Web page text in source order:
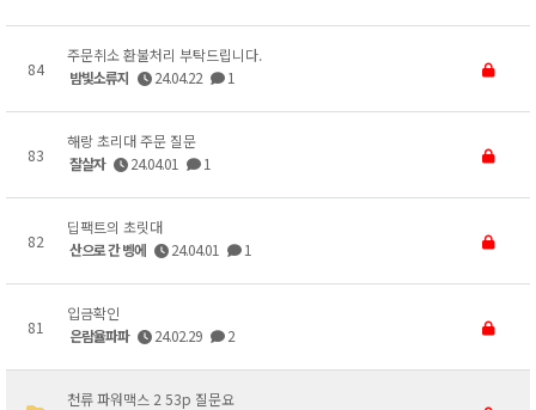
84
주문취소 환불처리 부탁드립니다.
밤빛소류지
24.04.22 1
83
해랑 초리대 주문 질문
잘살자
24.04.01 1
82
딥팩트의 초릿대
산으로 간 벵에
24.04.01 1
81
입금확인
은람율파파
24.02.29 2
천류 파워맥스 2 53p 질문요